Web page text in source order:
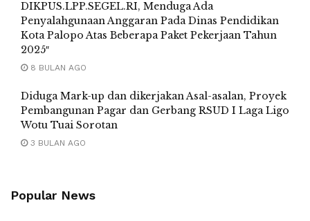
DIKPUS.LPP.SEGEL.RI, Menduga Ada
Penyalahgunaan Anggaran Pada Dinas Pendidikan
Kota Palopo Atas Beberapa Paket Pekerjaan Tahun
2025″
8 BULAN AGO
Diduga Mark-up dan dikerjakan Asal-asalan, Proyek
Pembangunan Pagar dan Gerbang RSUD I Laga Ligo
Wotu Tuai Sorotan
3 BULAN AGO
Popular News